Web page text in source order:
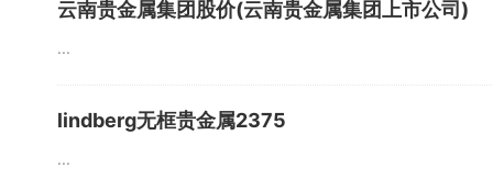
云南贵金属集团股价(云南贵金属集团上市公司)
...
lindberg无框贵金属2375
...